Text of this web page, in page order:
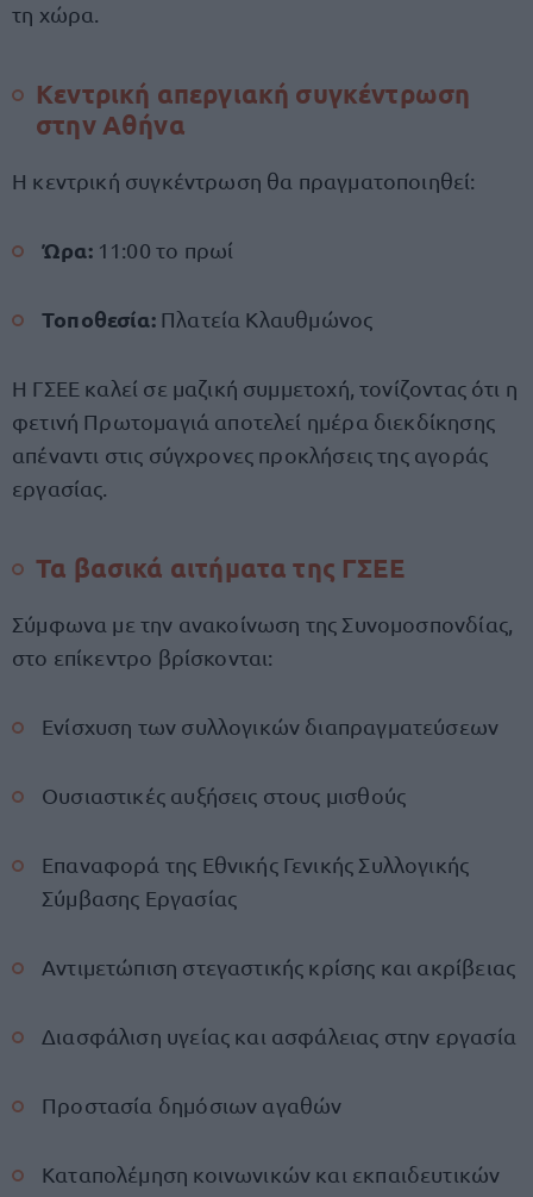
τη χώρα.
Κεντρική απεργιακή συγκέντρωση
στην Αθήνα
Η κεντρική συγκέντρωση θα πραγματοποιηθεί:
Ώρα:11:00 το πρωί
Τοποθεσία:Πλατεία Κλαυθμώνος
Η ΓΣΕΕ καλεί σε μαζική συμμετοχή, τονίζοντας ότι η
φετινή Πρωτομαγιά αποτελεί ημέρα διεκδίκησης
απέναντι στις σύγχρονες προκλήσεις της αγοράς
εργασίας.
Τα βασικά αιτήματα της ΓΣΕΕ
Σύμφωνα με την ανακοίνωση της Συνομοσπονδίας,
στο επίκεντρο βρίσκονται:
Ενίσχυση των συλλογικών διαπραγματεύσεων
Ουσιαστικές αυξήσεις στους μισθούς
Επαναφορά της Εθνικής Γενικής Συλλογικής
Σύμβασης Εργασίας
Αντιμετώπιση στεγαστικής κρίσης και ακρίβειας
Διασφάλιση υγείας και ασφάλειας στην εργασία
Προστασία δημόσιων αγαθών
Καταπολέμηση κοινωνικών και εκπαιδευτικών